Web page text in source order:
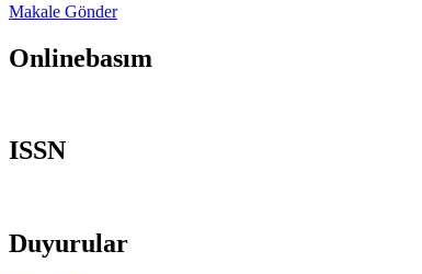
Makale Gönder
Onlinebasım
ISSN
Duyurular